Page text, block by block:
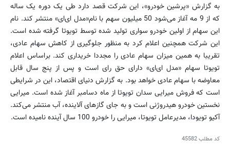
به گزارش «پرشین خودرو»، این شرکت قصد دارد طی یک دوره یک ساله
که از 9 مه آغاز می‌شود 50 میلیون سهم با نام«مدل ای‌ای‌» منتشر کند. نام
این سهام از اولین خودرو سواری تولید شده توسط تویوتا گرفته شده است.
این شرکت همچنین اعلام کرد به منظور جلوگیری از کاهش سهام عادی،
تقریبا به همین میزان سهام عادی را مجددا خریداری کند. براساس اعلام
تویوتا سهام «مدل ای‌ای» دارای حق رای است و پس از پنج سال قابل
معاوضه با سهام عادی خواهد بود. به گزارش دنیای اقتصاد، این در شرایطی
است که فروش میرایی سدان تویوتا از ماه دسامبر آغاز شده است. میرایی
نخستین خودرو هیدروژنی است و به جای گازهای آلاینده، آب منتشر می‌کند.
آکیو تویودا، مدیرعامل تویوتا، میرایی را خودرو 100 سال آینده نامیده است.
کد مطلب45582